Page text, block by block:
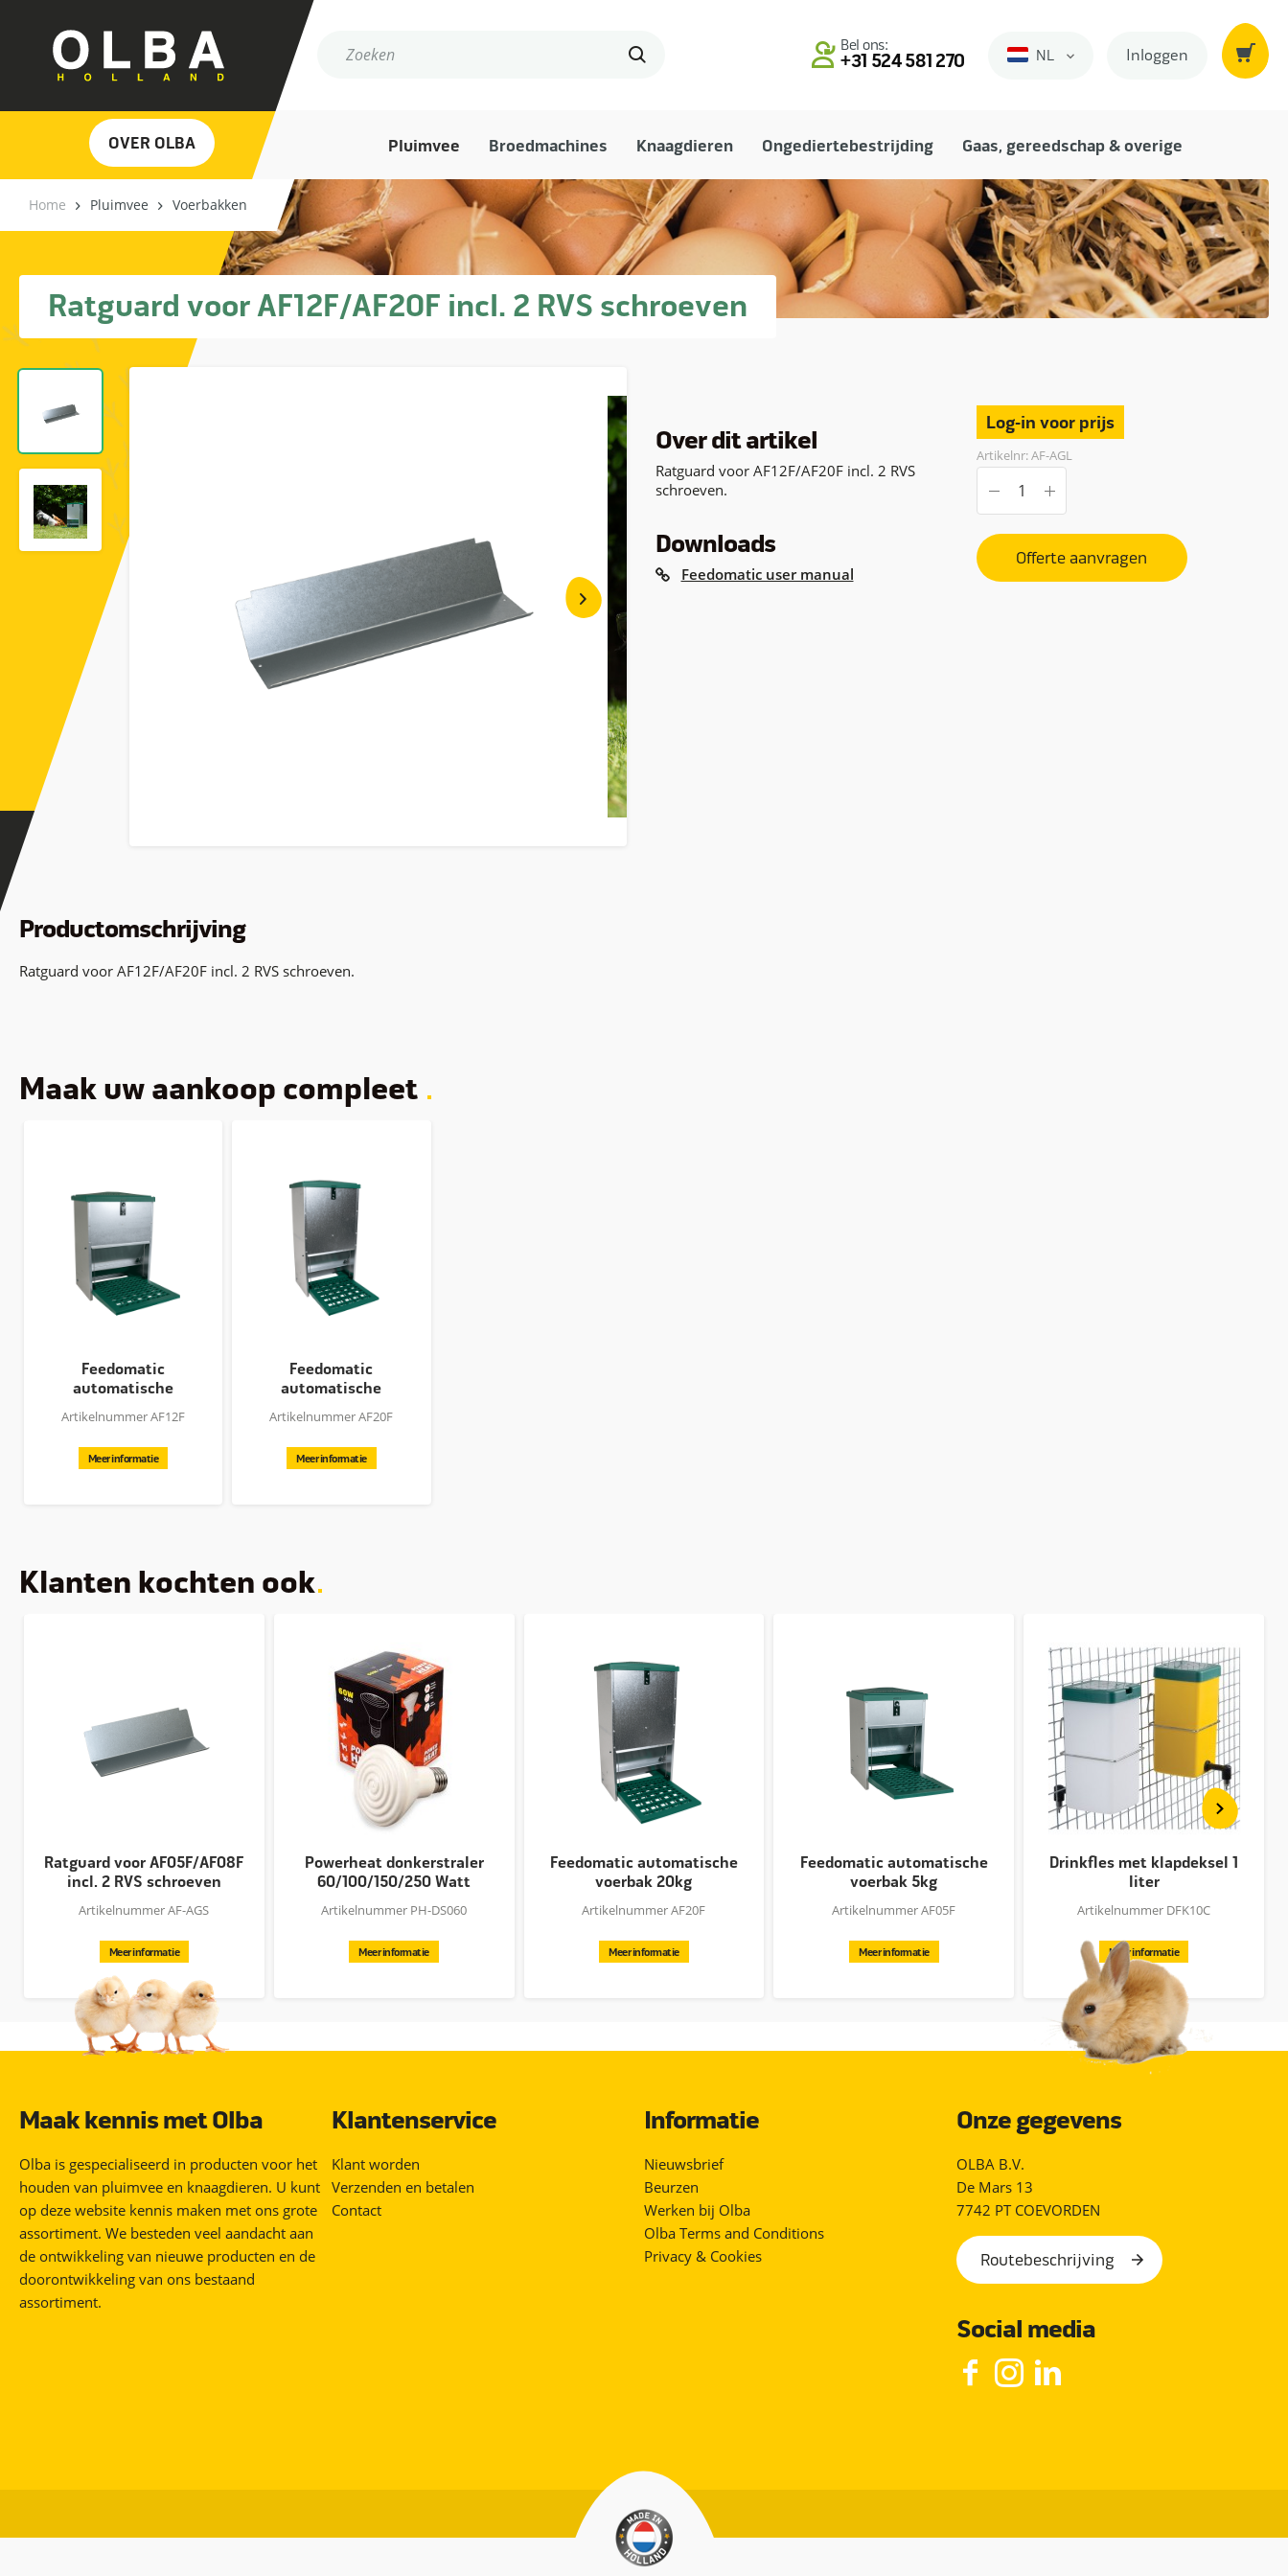
Bel ons:
+31 524 581 270 Nederlands
NL Inloggen
OVER OLBA Pluimvee Broedmachines Knaagdieren Ongediertebestrijding Gaas, gereedschap & overige
Home Pluimvee Voerbakken
Ratguard voor AF12F/AF20F incl. 2 RVS schroeven
Over dit artikel
Ratguard voor AF12F/AF20F incl. 2 RVS
schroeven.
Downloads
Feedomatic user manual
Log-in voor prijs
Artikelnr: AF-AGL
Offerte aanvragen
Productomschrijving
Ratguard voor AF12F/AF20F incl. 2 RVS schroeven.
Maak uw aankoop compleet
Feedomatic
automatische
voerbak 12kg
Artikelnummer AF12F
Meer informatie
Feedomatic
automatische
voerbak 20kg
Artikelnummer AF20F
Meer informatie
Klanten kochten ook
Ratguard voor AF05F/AF08F
incl. 2 RVS schroeven
Artikelnummer AF-AGS
Meer informatie
Powerheat donkerstraler
60/100/150/250 Watt
Artikelnummer PH-DS060
Meer informatie
Feedomatic automatische
voerbak 20kg
Artikelnummer AF20F
Meer informatie
Feedomatic automatische
voerbak 5kg
Artikelnummer AF05F
Meer informatie
Drinkfles met klapdeksel 1
liter
Artikelnummer DFK10C
Meer informatie
Maak kennis met Olba
Olba is gespecialiseerd in producten voor het
houden van pluimvee en knaagdieren. U kunt
op deze website kennis maken met ons grote
assortiment. We besteden veel aandacht aan
de ontwikkeling van nieuwe producten en de
doorontwikkeling van ons bestaand
assortiment.
Klantenservice
Klant worden
Verzenden en betalen
Contact
Informatie
Nieuwsbrief
Beurzen
Werken bij Olba
Olba Terms and Conditions
Privacy & Cookies
Onze gegevens
OLBA B.V.
De Mars 13
7742 PT COEVORDEN
Routebeschrijving
Social media